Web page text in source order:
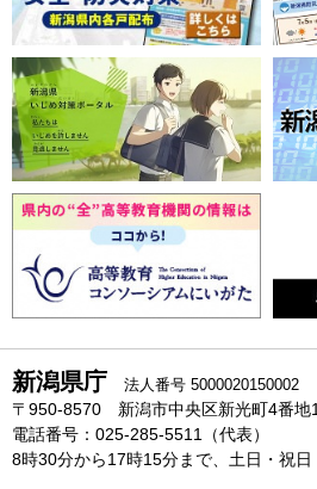
新潟県庁 法人番号 5000020150002
〒950-8570 新潟市中央区新光町4番地1
電話番号：025-285-5511（代表）
8時30分から17時15分まで、土日・祝日